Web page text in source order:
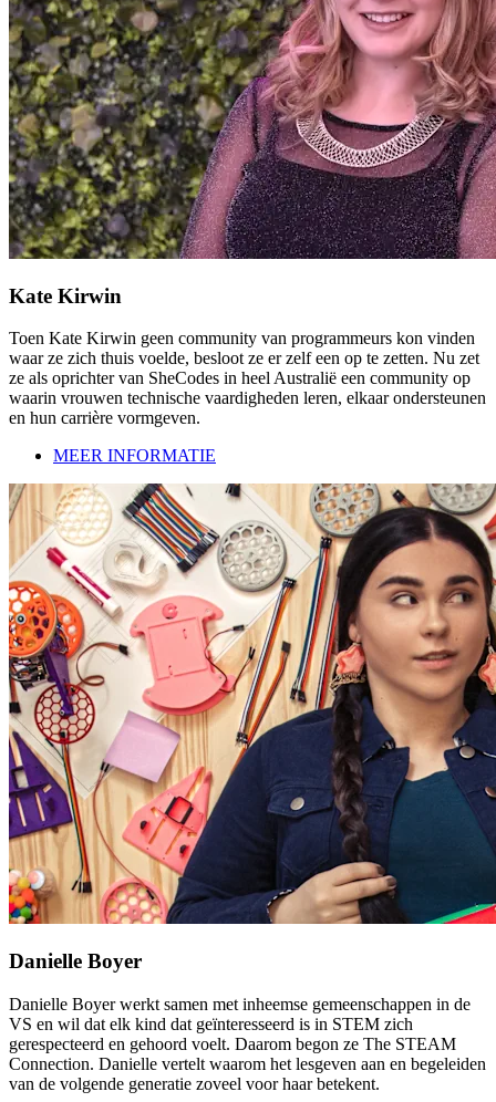
Kate Kirwin
Toen Kate Kirwin geen community van programmeurs kon vinden
waar ze zich thuis voelde, besloot ze er zelf een op te zetten. Nu zet
ze als oprichter van SheCodes in heel Australië een community op
waarin vrouwen technische vaardigheden leren, elkaar ondersteunen
en hun carrière vormgeven.
MEER INFORMATIE
Danielle Boyer
Danielle Boyer werkt samen met inheemse gemeenschappen in de
VS en wil dat elk kind dat geïnteresseerd is in STEM zich
gerespecteerd en gehoord voelt. Daarom begon ze The STEAM
Connection. Danielle vertelt waarom het lesgeven aan en begeleiden
van de volgende generatie zoveel voor haar betekent.